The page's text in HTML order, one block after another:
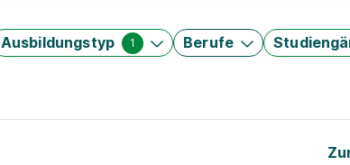
Ausbildungstyp 1 Berufe